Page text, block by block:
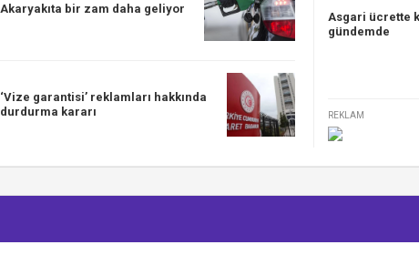
Akaryakıta bir zam daha geliyor
‘Vize garantisi’ reklamları hakkında
durdurma kararı
Asgari ücrette
gündemde
REKLAM